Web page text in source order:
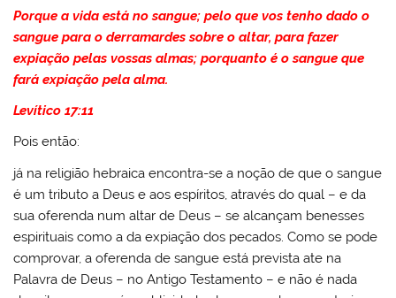
Porque a vida está no sangue; pelo que vos tenho dado o
sangue para o derramardes sobre o altar, para fazer
expiação pelas vossas almas; porquanto é o sangue que
fará expiaçãopela alma.
Levítico 17:11
Pois então:
já na religião hebraica encontra-se a noção de que o sangue
é um tributo a Deus e aos espíritos, através do qual – e da
sua oferenda num altar de Deus – se alcançam benesses
espirituais como a da expiação dos pecados. Como se pode
comprovar, a oferenda de sangue está prevista ate na
Palavra de Deus – no Antigo Testamento – e não é nada